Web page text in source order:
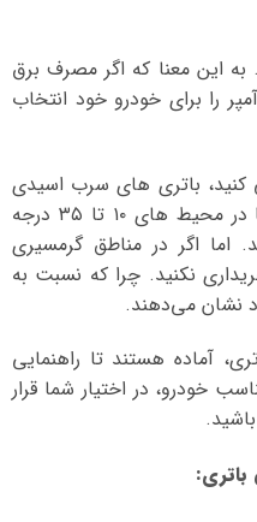
این معنا که اگر مصرف برق
را برای خودرو خود انتخاب
کنید، باتری های سرب اسیدی
گزینه خوبی هستند. این باتری ها در محیط های ۱۰ تا ۳۵ درجه
اما اگر در مناطق گرمسیری
نکنید. چرا که نسبت به
نشان می‌دهند.
آماده هستند تا راهنمایی
خودرو، در اختیار شما قرار
: